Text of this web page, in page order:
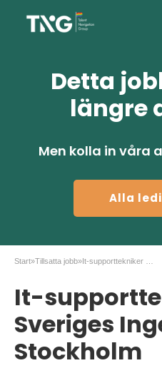
Detta
längre
Men kolla in våra
Alla
Start»Tillsatta jobb»
It-
Sveriges
Stockholm